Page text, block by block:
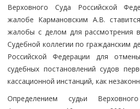
Верховного Суда Российской
жалобе Кармановским А.В.
жалобы с делом для рассмотрения
Судебной коллегии по гражданским
Российской Федерации для
судебных постановлений судов
кассационной инстанций, как
Определением судьи